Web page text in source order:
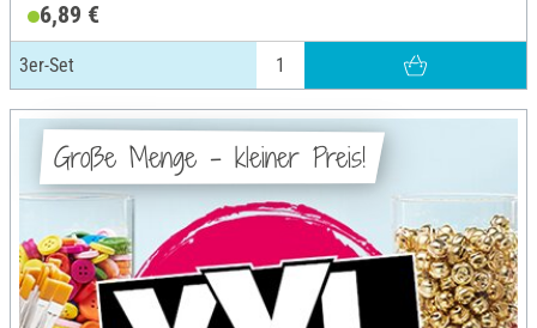
6,89 €
3er-Set
Große Menge - kleiner Preis!